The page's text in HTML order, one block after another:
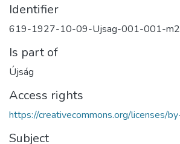
Identifier
619-1927-10-09-Ujsag-001-001-
Is part of
Újság
Access rights
https://creativecommons.org/licenses/
Subject